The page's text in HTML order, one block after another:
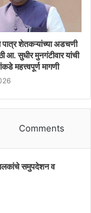
पात्र शेतकऱ्यांच्या अडचणी
आ. सुधीर मुनगंटीवार यांची
महत्त्वपूर्ण मागणी
Comments
समुपदेशन व